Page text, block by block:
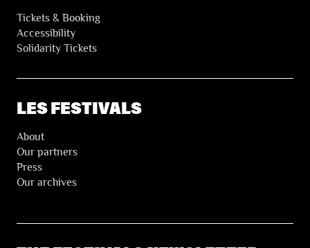
Tickets & Booking
Accessibility
Solidarity Tickets
LES FESTIVALS
About
Our partners
Press
Our archives